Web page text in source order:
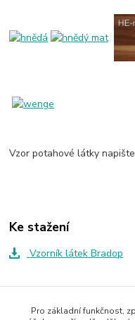
Vzor potahové látky
Ke stažení
Vzorník látek Bradop
Zboží zařazeno v
Pro základní funkčnost,